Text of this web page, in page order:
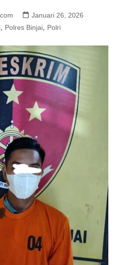
Januari 26, 2026
, Polres Binjai, Polri